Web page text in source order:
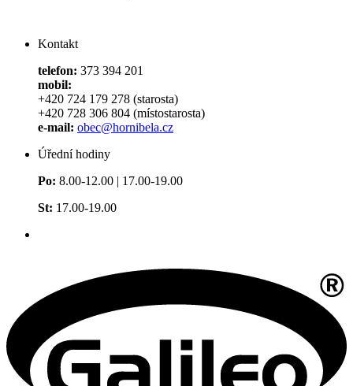
Kontakt
telefon: 373 394 201
mobil:
+420 724 179 278 (starosta)
+420 728 306 804 (místostarosta)
e-mail: obec@hornibela.cz
Úřední hodiny
Po: 8.00-12.00 | 17.00-19.00
St: 17.00-19.00